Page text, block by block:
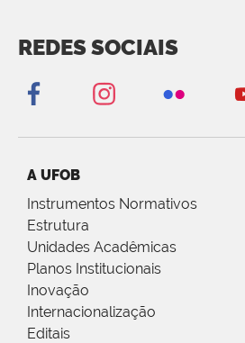
REDES SOCIAIS
A UFOB
Instrumentos Normativos
Estrutura
Unidades Acadêmicas
Planos Institucionais
Inovação
Internacionalização
Editais